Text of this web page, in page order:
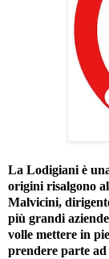
La Lodigiani è
origini risalgono
Malvicini,
più grandi
volle mettere in
prendere parte